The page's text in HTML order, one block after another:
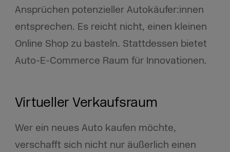
Ansprüchen potenzieller Autokäufer:innen
entsprechen. Es reicht nicht, einen kleinen
Online Shop zu basteln. Stattdessen bietet
Auto-E-Commerce Raum für Innovationen.
Virtueller Verkaufsraum
Wer ein neues Auto kaufen möchte,
verschafft sich nicht nur äußerlich einen